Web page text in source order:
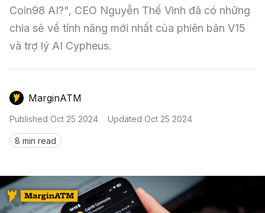
Kinh Nghiệm Đầu Tư
Sàn Giao Dịch
Mô Hình Biểu Đồ Giá
GameFi
Sign in
Coin98 AI?", CEO Nguyễn Thế Vinh đã có những
chia sẻ về tính năng mới nhất của phiên bản V15
và trợ lý AI Cypheus.
MarginATM
Published Oct 25 2024 Updated Oct 25 2024
8 min read